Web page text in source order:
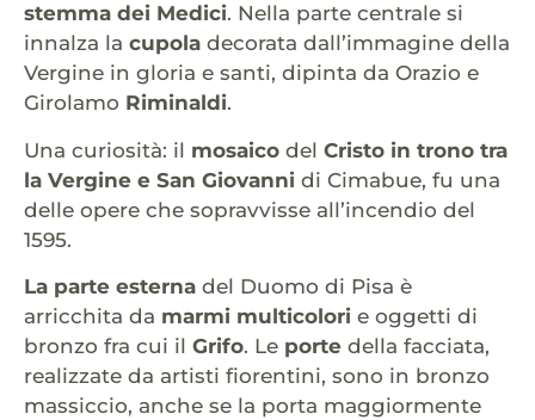
stemma dei Medici. Nella parte centrale si
innalza la cupola decorata dall’immagine della
Vergine in gloria e santi, dipinta da Orazio e
Girolamo Riminaldi.
Una curiosità: il mosaico del Cristo in trono tra
la Vergine e San Giovanni di Cimabue, fu una
delle opere che sopravvisse all’incendio del
1595.
La parte esterna del Duomo di Pisa è
arricchita da marmi multicolori e oggetti di
bronzo fra cui il Grifo. Le porte della facciata,
realizzate da artisti fiorentini, sono in bronzo
massiccio, anche se la porta maggiormente